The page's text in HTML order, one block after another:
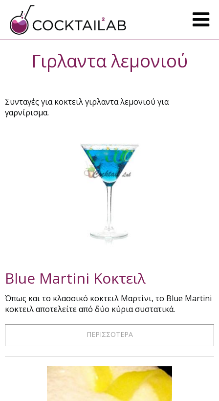
Γιρλαντα λεμονιού
Συνταγές για κοκτειλ γιρλαντα λεμονιού για
γαρνίρισμα.
Blue Martini Κοκτειλ
Όπως και το κλασσικό κοκτειλ Μαρτίνι, το Blue Martini
κοκτειλ αποτελείτε από δύο κύρια συστατικά.
ΠΕΡΙΣΣΟΤΕΡΑ